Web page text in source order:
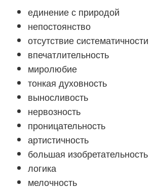
единение с природой
непостоянство
отсутствие систематичности
впечатлительность
миролюбие
тонкая духовность
выносливость
нервозность
проницательность
артистичность
большая изобретательность
логика
мелочность